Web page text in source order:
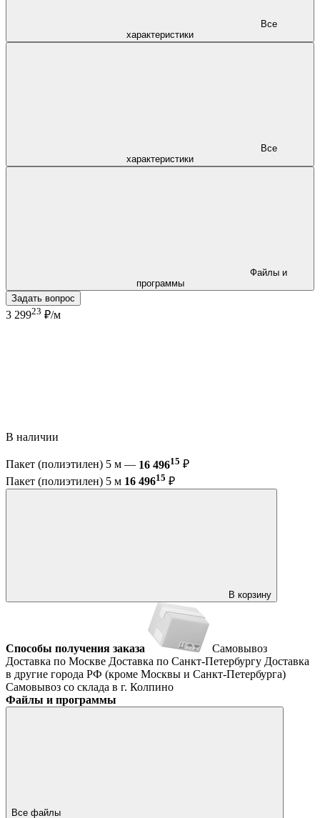
характеристики
характеристики
программы
Задать вопрос
3 29923 ₽/м
В наличии
Пакет (полиэтилен) 5 м — 16 49615 ₽
Пакет (полиэтилен) 5 м 16 49615 ₽
В корзину
Способы получения заказа
Самовывоз
Доставка по Москве Доставка по Санкт-Петербургу Доставка
в другие города РФ (кроме Москвы и Санкт-Петербурга)
Самовывоз со склада в г. Колпино
Файлы и программы
Все файлы